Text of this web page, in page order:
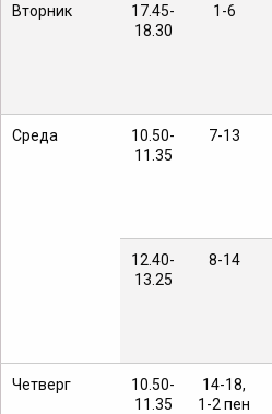
Вторник
17.45-
18.30
1-6
Среда
10.50-
11.35
7-13
12.40-
13.25
8-14
Четверг
10.50-
11.35
14-18,
1-2 пен